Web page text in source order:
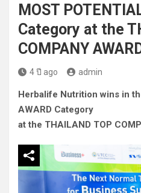
MOST
Category at the
COMPANY
4 ปี ago admin
Herbalife Nutrition wins in
AWARD Category
at the THAILAND TOP